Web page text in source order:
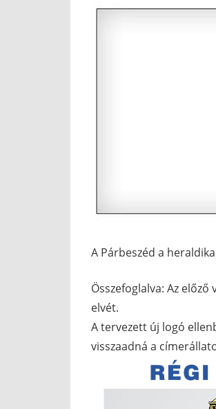
A Párbeszéd a
Összefoglalva: Az
elvét.
A tervezett új logó
visszaadná a